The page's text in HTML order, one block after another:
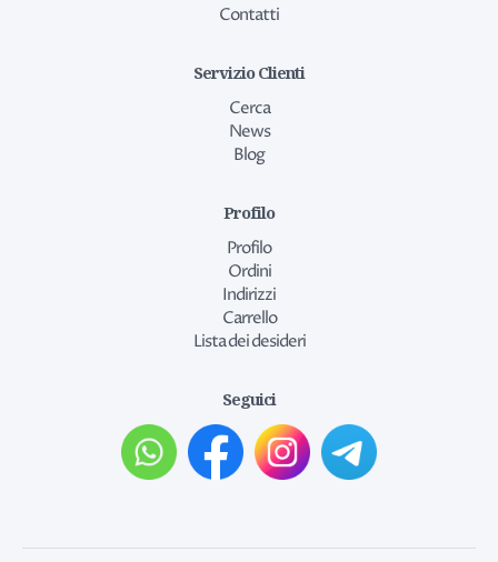
Contatti
Servizio Clienti
Cerca
News
Blog
Profilo
Profilo
Ordini
Indirizzi
Carrello
Lista dei desideri
Seguici